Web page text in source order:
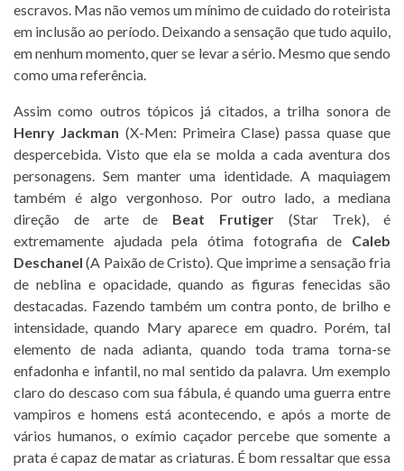
escravos. Mas não vemos um mínimo de cuidado do roteirista
em inclusão ao período. Deixando a sensação que tudo aquilo,
em nenhum momento, quer se levar a sério. Mesmo que sendo
como uma referência.
Assim como outros tópicos já citados, a trilha sonora de
Henry Jackman (X-Men: Primeira Clase) passa quase que
despercebida. Visto que ela se molda a cada aventura dos
personagens. Sem manter uma identidade. A maquiagem
também é algo vergonhoso. Por outro lado, a mediana
direção de arte de Beat Frutiger(Star Trek), é
extremamente ajudada pela ótima fotografia de Caleb
Deschanel (A Paixão de Cristo). Que imprime a sensação fria
de neblina e opacidade, quando as figuras fenecidas são
destacadas. Fazendo também um contra ponto, de brilho e
intensidade, quando Mary aparece em quadro. Porém, tal
elemento de nada adianta, quando toda trama torna-se
enfadonha e infantil, no mal sentido da palavra. Um exemplo
claro do descaso com sua fábula, é quando uma guerra entre
vampiros e homens está acontecendo, e após a morte de
vários humanos, o exímio caçador percebe que somente a
prata é capaz de matar as criaturas. É bom ressaltar que essa